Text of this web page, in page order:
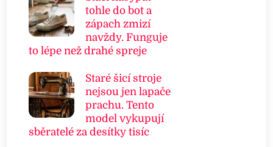
tohle do bot a
zápach zmizí
navždy. Funguje
to lépe než drahé spreje
Staré šicí stroje
nejsou jen lapače
prachu. Tento
model vykupují
sběratelé za desítky tisíc